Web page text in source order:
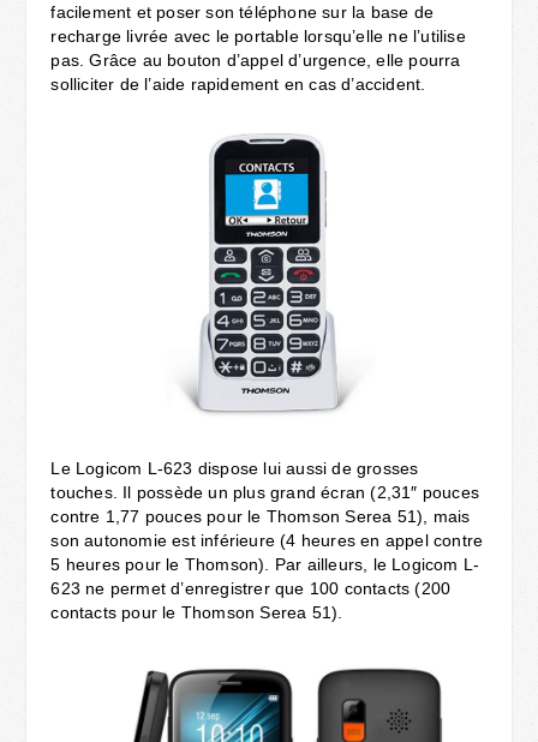
facilement et poser son téléphone sur la base de
recharge livrée avec le portable lorsqu’elle ne l’utilise
pas. Grâce au bouton d’appel d’urgence, elle pourra
solliciter de l’aide rapidement en cas d’accident.
Le Logicom L-623 dispose lui aussi de grosses
touches. Il possède un plus grand écran (2,31″ pouces
contre 1,77 pouces pour le Thomson Serea 51), mais
son autonomie est inférieure (4 heures en appel contre
5 heures pour le Thomson). Par ailleurs, le Logicom L-
623 ne permet d’enregistrer que 100 contacts (200
contacts pour le Thomson Serea 51).